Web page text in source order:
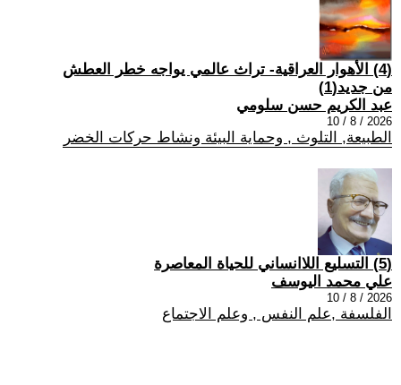
(4) الأهوار العراقية- تراث عالمي يواجه خطر العطش
من جديد(1)
عبد الكريم حسن سلومي
2026 / 8 / 10
الطبيعة, التلوث , وحماية البيئة ونشاط حركات الخضر
(5) التسليع اللاانساني للحياة المعاصرة
علي محمد اليوسف
2026 / 8 / 10
الفلسفة ,علم النفس , وعلم الاجتماع